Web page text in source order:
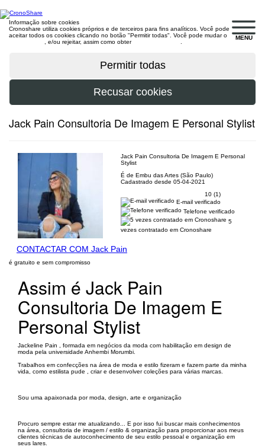
MENU
Informação sobre cookies
Cronoshare utiliza cookies próprios e de terceiros para fins analíticos. Você pode
aceitar todos os cookies clicando no botão "Permitir todas". Você pode mudar o
, e/ou rejeitar, assim como obter
Jack Pain Consultoria De Imagem E Personal Stylist
Jack Pain Consultoria De Imagem E Personal
Stylist
É de Embu das Artes (São Paulo)
Cadastrado desde 05-04-2021
10 (1)
E-mail verificado
Telefone verificado
5
vezes contratado em Cronoshare
CONTACTAR COM Jack Pain
é gratuito e sem compromisso
Assim é Jack Pain
Consultoria De Imagem E
Personal Stylist
Jackeline Pain , formada em negócios da moda com habilitação em design de
moda pela universidade Anhembi Morumbi.
Trabalhos em confecções na área de moda e estilo fizeram e fazem parte da minha
vida, como estilista pude , criar e desenvolver coleções para várias marcas.
Sou uma apaixonada por moda, design, arte e organização
Procuro sempre estar me atualizando... E por isso fui buscar mais conhecimentos
na área, consultoria de imagem / estilo & organização para proporcionar aos meus
clientes técnicas de autoconhecimento de seu estilo pessoal e organização em
seus lares.